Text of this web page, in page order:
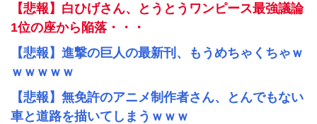
【悲報】白ひげさん、とうとうワンピース最強議論
1位の座から陥落・・・
【悲報】進撃の巨人の最新刊、もうめちゃくちゃｗ
ｗｗｗｗｗ
【悲報】無免許のアニメ制作者さん、とんでもない
車と道路を描いてしまうｗｗｗ